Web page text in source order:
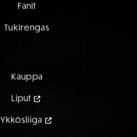
Fanit
Tukirengas
Kauppa
Liput
Ykkösliiga